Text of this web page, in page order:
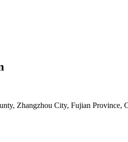
Zhangzhou City, Fujian Province,